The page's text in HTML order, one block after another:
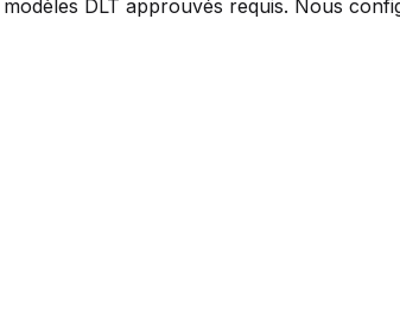
DLT approuvés requis. Nous